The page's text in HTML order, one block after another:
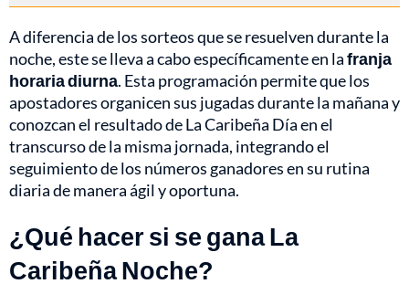
A diferencia de los sorteos que se resuelven durante la
noche, este se lleva a cabo específicamente en lafranja
horaria diurna. Esta programación permite que los
apostadores organicen sus jugadas durante la mañana y
conozcan el resultado de La Caribeña Día en el
transcurso de la misma jornada, integrando el
seguimiento de los números ganadores en su rutina
diaria de manera ágil y oportuna.
¿Qué hacer si se gana La
Caribeña Noche?